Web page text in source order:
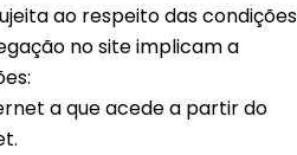
ao respeito das condições
no site implicam a
a que acede a partir do